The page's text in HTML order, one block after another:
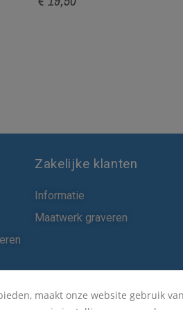
Zakelijke klanten
Informatie
Maatwerk graveren
maakt onze website gebruik